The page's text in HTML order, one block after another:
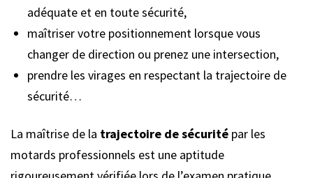
adéquate et en toute sécurité,
maîtriser votre positionnement lorsque vous
changer de direction ou prenez une intersection,
prendre les virages en respectant la trajectoire de
sécurité…
La maîtrise de la trajectoire de sécurité par les
motards professionnels est une aptitude